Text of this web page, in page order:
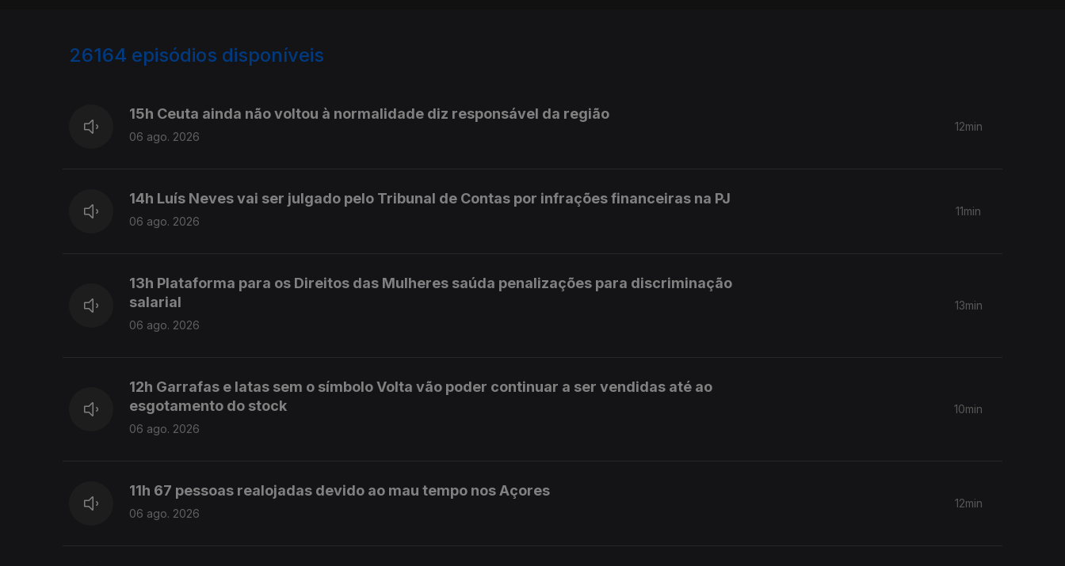
26164 episódios disponíveis
15h Ceuta ainda não voltou à normalidade diz responsável da região
06 ago. 2026
12min
14h Luís Neves vai ser julgado pelo Tribunal de Contas por infrações financeiras na PJ
06 ago. 2026
11min
13h Plataforma para os Direitos das Mulheres saúda penalizações para discriminação
salarial
06 ago. 2026
13min
12h Garrafas e latas sem o símbolo Volta vão poder continuar a ser vendidas até ao
esgotamento do stock
06 ago. 2026
10min
11h 67 pessoas realojadas devido ao mau tempo nos Açores
06 ago. 2026
12min